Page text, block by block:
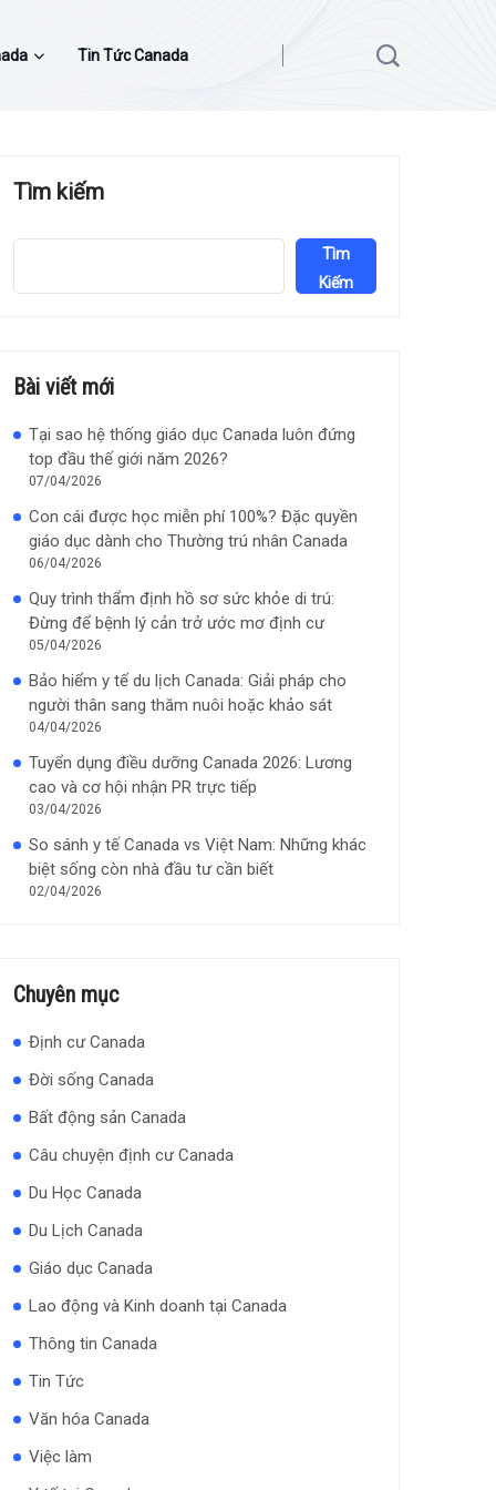
Tin Tức Canada
Tìm kiếm
Tìm
Kiếm
Bài viết mới
Tại sao hệ thống giáo dục Canada luôn đứng
top đầu thế giới năm 2026?
07/04/2026
Con cái được học miễn phí 100%? Đặc quyền
giáo dục dành cho Thường trú nhân Canada
06/04/2026
Quy trình thẩm định hồ sơ sức khỏe di trú:
Đừng để bệnh lý cản trở ước mơ định cư
05/04/2026
Bảo hiểm y tế du lịch Canada: Giải pháp cho
người thân sang thăm nuôi hoặc khảo sát
04/04/2026
Tuyển dụng điều dưỡng Canada 2026: Lương
cao và cơ hội nhận PR trực tiếp
03/04/2026
So sánh y tế Canada vs Việt Nam: Những khác
biệt sống còn nhà đầu tư cần biết
02/04/2026
Chuyên mục
Định cư Canada
Đời sống Canada
Bất động sản Canada
Câu chuyện định cư Canada
Du Học Canada
Du Lịch Canada
Giáo dục Canada
Lao động và Kinh doanh tại Canada
Thông tin Canada
Tin Tức
Văn hóa Canada
Việc làm